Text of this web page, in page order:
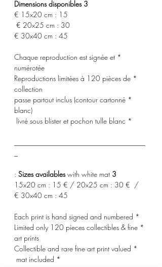
3 Dimensions disponibles
15x20 cm : 15 €
20x25 cm : 30 €
30x40 cm : 45 €
* Chaque reproduction est signée et
numérotée
* Reproductions limitées à 120 pièces de
collection
* passe partout inclus (contour cartonné
blanc)
* livré sous blister et pochon tulle blanc
3 Sizes availables
with white mat :
15x20 cm : 15 € / 20x25 cm : 30 € /
30x40 cm : 45 €
* Each print is hand signed and numbered
* Limited only 120 pieces collectibles & fine
art prints
* Collectible and rare fine art print valued
* mat included